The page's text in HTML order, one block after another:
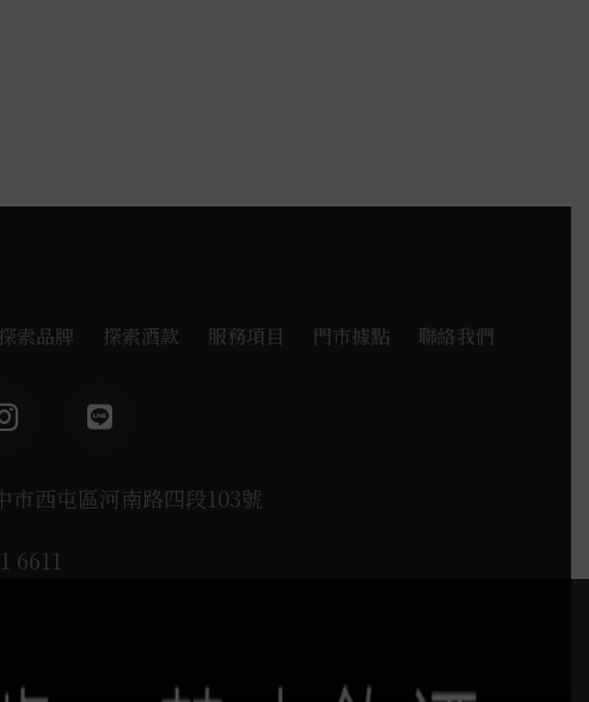
探索品牌 探索酒款 服務項目 門市據點 聯絡我們
市西屯區河南路四段103號
6611